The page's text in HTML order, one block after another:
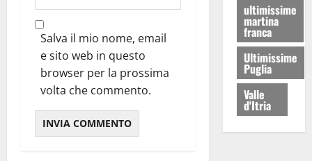
Salva il mio nome, email
e sito web in questo
browser per la prossima
volta che commento.
ultimissime
martina
franca
Ultimissime
Puglia
Valle
d'Itria